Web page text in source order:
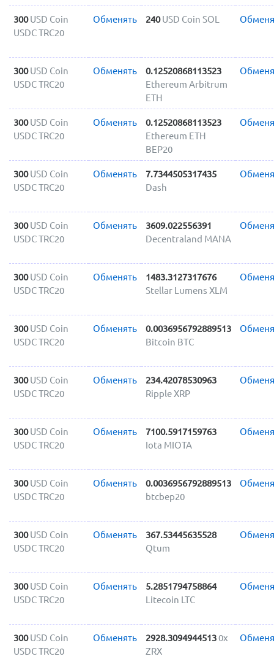
300 USD Coin
USDC TRC20
Обменять 240 USD Coin SOL
300 USD Coin
USDC TRC20
Обменять
0.12520868113523
Ethereum Arbitrum
ETH
300 USD Coin
USDC TRC20
Обменять
0.12520868113523
Ethereum ETH
BEP20
300 USD Coin
USDC TRC20
Обменять
7.7344505317435
Dash
300 USD Coin
USDC TRC20
Обменять
3609.022556391
Decentraland MANA
300 USD Coin
USDC TRC20
Обменять
1483.3127317676
Stellar Lumens XLM
300 USD Coin
USDC TRC20
Обменять
0.0036956792889513
Bitcoin BTC
300 USD Coin
USDC TRC20
Обменять
234.42078530963
Ripple XRP
300 USD Coin
USDC TRC20
Обменять
7100.5917159763
Iota MIOTA
300 USD Coin
USDC TRC20
Обменять
0.0036956792889513
btcbep20
300 USD Coin
USDC TRC20
Обменять
367.53445635528
Qtum
300 USD Coin
USDC TRC20
Обменять
5.2851794758864
Litecoin LTC
300 USD Coin
USDC TRC20
Обменять 2928.30949445130x
ZRX